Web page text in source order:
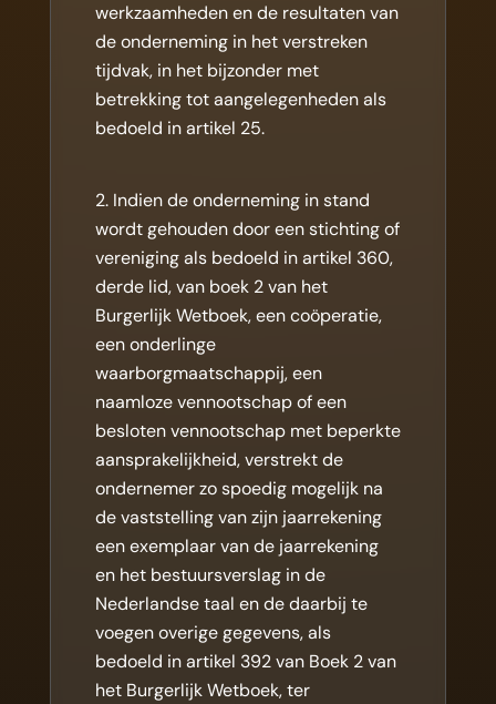
werkzaamheden en de resultaten van
de onderneming in het verstreken
tijdvak, in het bijzonder met
betrekking tot aangelegenheden als
bedoeld in artikel 25.
Indien de onderneming in stand
wordt gehouden door een stichting of
vereniging als bedoeld in artikel 360,
derde lid, van boek 2 van het
Burgerlijk Wetboek, een coöperatie,
een onderlinge
waarborgmaatschappij, een
naamloze vennootschap of een
besloten vennootschap met beperkte
aansprakelijkheid, verstrekt de
ondernemer zo spoedig mogelijk na
de vaststelling van zijn jaarrekening
een exemplaar van de jaarrekening
en het bestuursverslag in de
Nederlandse taal en de daarbij te
voegen overige gegevens, als
bedoeld in artikel 392 van Boek 2 van
het Burgerlijk Wetboek, ter